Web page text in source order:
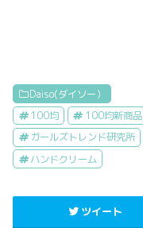
Daiso(ダイソー）
100均
100均新商品
ガールズトレンド研究所
ハンドクリーム
ツイート